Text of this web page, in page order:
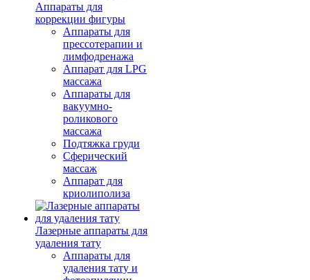
Аппараты для
коррекции фигуры
Аппараты для
прессотерапии и
лимфодренажа
Аппарат для LPG
массажа
Аппараты для
вакуумно-
роликового
массажа
Подтяжка груди
Сферический
массаж
Аппарат для
криолиполиза
Лазерные аппараты для
удаления тату
Аппараты для
удаления тату и